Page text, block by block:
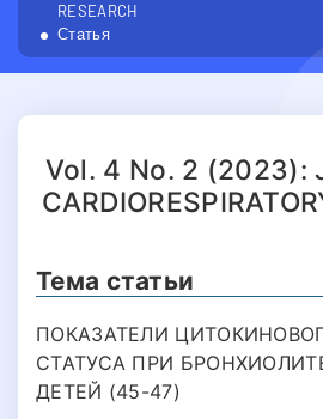
RESEARCH
Статья
Vol. 4 No. 2 (2023):
Тема статьи
ПОКАЗАТЕЛИ
СТАТУСА ПРИ
ДЕТЕЙ (45-47)